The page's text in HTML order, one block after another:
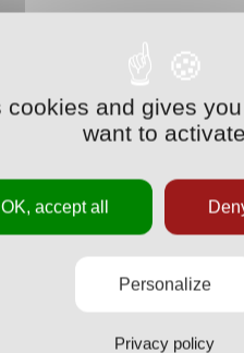
cookies and gives
want to activate
OK, accept all
Personalize
Privacy policy